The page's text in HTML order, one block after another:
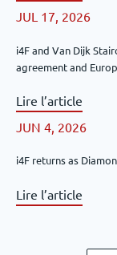
JUL 17, 2026
i4F and Van Dijk
agreement and
Lire l’article
JUN 4, 2026
i4F returns as
Lire l’article